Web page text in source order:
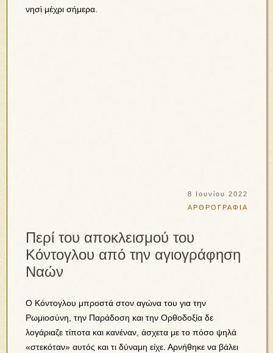
νησὶ μέχρι σήμερα.
8 Ιουνίου 2022
ΑΡΘΡΟΓΡΑΦΙΑ
Περί του αποκλεισμού του
Κόντογλου από την αγιογράφηση
Ναών
Ο Κόντογλου μπροστά στον αγώνα του για την
Ρωμιοσύνη, την Παράδοση και την Ορθοδοξία δε
λογάριαζε τίποτα και κανέναν, άσχετα με το πόσο ψηλά
«στεκόταν» αυτός και τι δύναμη είχε. Αρνήθηκε να βάλει